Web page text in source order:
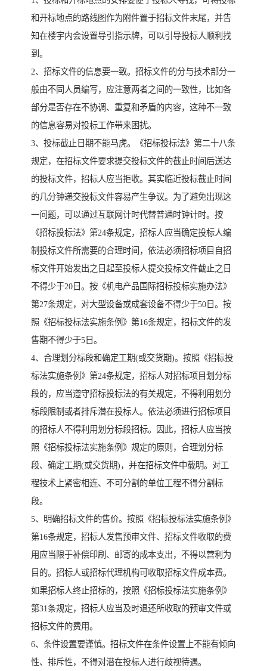
和开标地点的路线图作为附件置于招标文件末尾，并告
知在楼宇内会设置导引指示牌，可以引导投标人顺利找
到。
2、招标文件的信息要一致。招标文件的分与技术部分一
般由不同人员编写，应注意两者之间的一致性，比如各
部分是否存在不协调、重复和矛盾的内容，这种不一致
的信息容易对投标工作带来困扰。
3、投标截止日期不能马虎。《招标投标法》第二十八条
规定，在招标文件要求提交投标文件的截止时间后送达
的投标文件，招标人应当拒收。其实临近投标截止时间
的几分钟递交投标文件容易产生争议。为了避免出现这
一问题，可以通过互联网计时代替普通时钟计时。按
《招标投标法》第24条规定，招标人应当确定投标人编
制投标文件所需要的合理时间，依法必须招标项目自招
标文件开始发出之日起至投标人提交投标文件截止之日
不得少于20日。按《机电产品国际招标投标实施办法》
第27条规定，对大型设备或成套设备不得少于50日。按
照《招标投标法实施条例》第16条规定，招标文件的发
售期不得少于5日。
4、合理划分标段和确定工期(或交货期)。按照《招标投
标法实施条例》第24条规定，招标人对招标项目划分标
段的，应当遵守招标投标法的有关规定，不得利用划分
标段限制或者排斥潜在投标人。依法必须进行招标项目
的招标人不得利用划分标段招标。因此，招标人应当按
照《招标投标法实施条例》规定的原则，合理划分标
段、确定工期(或交货期)，并在招标文件中载明。对工
程技术上紧密相连、不可分割的单位工程不得分割标
段。
5、明确招标文件的售价。按照《招标投标法实施条例》
第16条规定，招标人发售预审文件、招标文件收取的费
用应当限于补偿印刷、邮寄的成本支出，不得以营利为
目的。招标人或招标代理机构可收取招标文件成本费。
如果招标人终止招标的，按照《招标投标法实施条例》
第31条规定，招标人应当及时退还所收取的预审文件或
招标文件的费用。
6、条件设置要谨慎。招标文件在条件设置上不能有倾向
性、排斥性，不得对潜在投标人进行歧视待遇。